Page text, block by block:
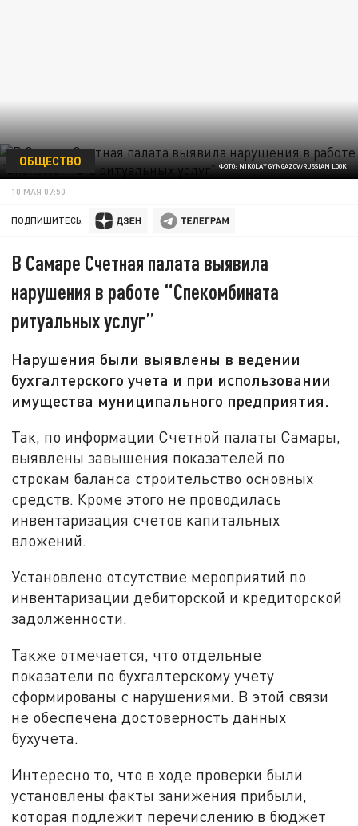
ФОТО: NIKOLAY GYNGAZOV/RUSSIAN LOOK
ОБЩЕСТВО
10 МАЯ 07:50
ПОДПИШИТЕСЬ:
В Самаре Счетная палата выявила
нарушения в работе “Спекомбината
ритуальных услуг”
Нарушения были выявлены в ведении
бухгалтерского учета и при использовании
имущества муниципального предприятия.
Так, по информации Счетной палаты Самары,
выявлены завышения показателей по
строкам баланса строительство основных
средств. Кроме этого не проводилась
инвентаризация счетов капитальных
вложений.
Установлено отсутствие мероприятий по
инвентаризации дебиторской и кредиторской
задолженности.
Также отмечается, что отдельные
показатели по бухгалтерскому учету
сформированы с нарушениями. В этой связи
не обеспечена достоверность данных
бухучета.
Интересно то, что в ходе проверки были
установлены факты занижения прибыли,
которая подлежит перечислению в бюджет